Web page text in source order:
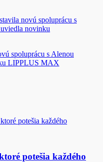
spoluprácu s Alenou
LIPPLUS MAX
potešia každého